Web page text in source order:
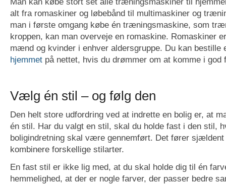
alt fra romaskiner og løbebånd til multimaskiner og
man i første omgang købe én træningsmaskine, som
kroppen, kan man overveje en romaskine. Romaskiner
mænd og kvinder i enhver aldersgruppe. Du kan bestille
hjemmetpå nettet, hvis du drømmer om at komme i god
Vælg én stil – og følg den
Den helt store udfordring ved at indrette en bolig er, at
én stil. Har du valgt en stil, skal du holde fast i den stil,
boligindretning skal være gennemført. Det fører sjældent
kombinere forskellige stilarter.
En fast stil er ikke lig med, at du skal holde dig til én
hemmelighed, at der er nogle farver, der passer bedre